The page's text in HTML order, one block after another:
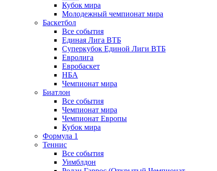
Кубок мира
Молодежный чемпионат мира
Баскетбол
Все события
Единая Лига ВТБ
Суперкубок Единой Лиги ВТБ
Евролига
Евробаскет
НБА
Чемпионат мира
Биатлон
Все события
Чемпионат мира
Чемпионат Европы
Кубок мира
Формула 1
Теннис
Все события
Уимблдон